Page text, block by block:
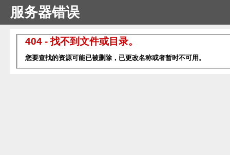
服务器错误
404 - 找不到文件或目录。
您要查找的资源可能已被删除，已更改名称或者暂时不可用。